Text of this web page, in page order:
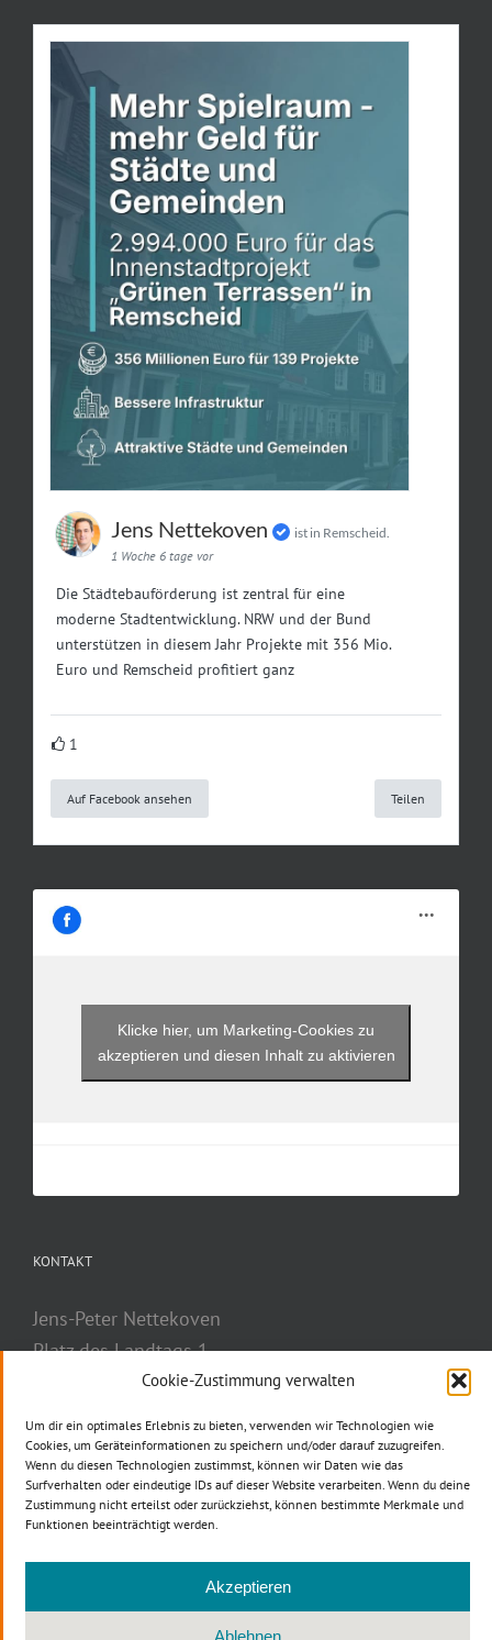
Cookie-Zustimmung verwalten
Um dir ein optimales Erlebnis zu bieten, verwenden wir Technologien wie
Cookies, um Geräteinformationen zu speichern und/oder darauf zuzugreifen.
Wenn du diesen Technologien zustimmst, können wir Daten wie das
Surfverhalten oder eindeutige IDs auf dieser Website verarbeiten. Wenn du deine
Zustimmung nicht erteilst oder zurückziehst, können bestimmte Merkmale und
Funktionen beeinträchtigt werden.
Akzeptieren
Ablehnen
Jens Nettekoven
ist in Remscheid.
1 Woche 6 tage vor
Die Städtebauförderung ist zentral für eine
moderne Stadtentwicklung. NRW und der Bund
unterstützen in diesem Jahr Projekte mit 356 Mio.
Euro und Remscheid profitiert ganz
1
Auf Facebook ansehen Teilen
Klicke hier, um Marketing-Cookies zu
akzeptieren und diesen Inhalt zu aktivieren
KONTAKT
Jens-Peter Nettekoven
Platz des Landtags 1
40221 Düsseldorf
Telefax: 0211 884-3037
E-Mail